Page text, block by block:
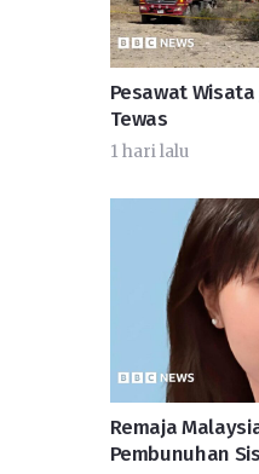
Pesawat Wisata
Tewas
1 hari lalu
Remaja
Pembunuhan